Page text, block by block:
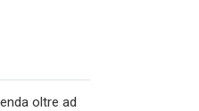
oltre ad